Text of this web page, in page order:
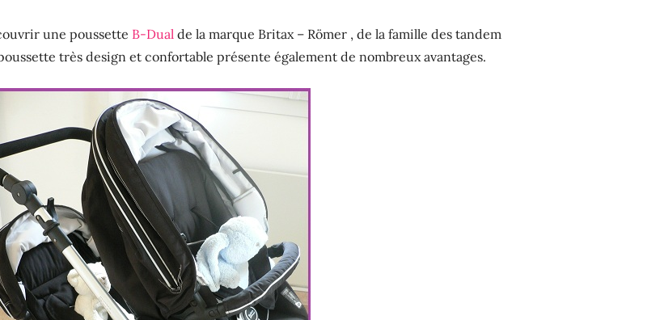
une poussette B-Dual de la marque Britax – Römer , de la famille des tandem
très design et confortable présente également de nombreux avantages.